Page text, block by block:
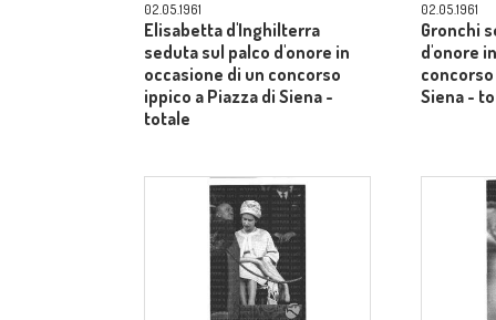
02.05.1961
Elisabetta d'Inghilterra
seduta sul palco d'onore in
occasione di un concorso
ippico a Piazza di Siena -
totale
02.05.1961
Gronchi
d'onore
Siena -